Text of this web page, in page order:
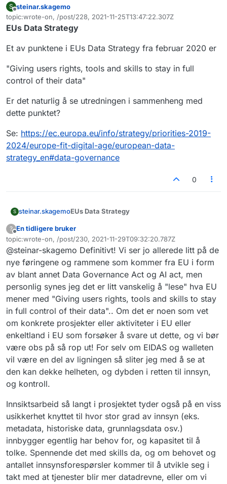
S
Frakoblet
steinar.skagemo
topic:wrote-on, /post/228, 2021-11-25T13:47:22.307Z
Sist endret av
EUs Data Strategy
Et av punktene i EUs Data Strategy fra februar 2020 er
"Giving users rights, tools and skills to stay in full
control of their data"
Er det naturlig å se utredningen i sammenheng med
dette punktet?
Se: https://ec.europa.eu/info/strategy/priorities-2019-
2024/europe-fit-digital-age/european-data-
strategy_en#data-governance
0
S steinar.skagemoEUs Data Strategy
Et av punktene i EUs Data Strategy fra februar
2020 er
"Giving users rights, tools and skills to stay in
full control of their data"
Er det naturlig å se utredningen i
sammenheng med dette punktet?
Se:
https://ec.europa.eu/info/strategy/priorities-
2019-2024/europe-fit-digital-age/european-
?
Frakoblet
En tidligere bruker
topic:wrote-on, /post/230, 2021-11-29T09:32:20.787Z
Sist endret av
@steinar-skagemo Definitivt! Vi ser jo allerede litt på de
nye føringene og rammene som kommer fra EU i form
av blant annet Data Governance Act og AI act, men
personlig synes jeg det er litt vanskelig å "lese" hva EU
mener med "Giving users rights, tools and skills to stay
in full control of their data".. Om det er noen som vet
om konkrete prosjekter eller aktiviteter i EU eller
enkeltland i EU som forsøker å svare ut dette, og vi bør
være obs på så rop ut! For selv om EIDAS og walleten
vil være en del av ligningen så sliter jeg med å se at
den kan dekke helheten, og dybden i retten til innsyn,
og kontroll.
Innsiktsarbeid så langt i prosjektet tyder også på en viss
usikkerhet knyttet til hvor stor grad av innsyn (eks.
metadata, historiske data, grunnlagsdata osv.)
innbygger egentlig har behov for, og kapasitet til å
tolke. Spennende det med skills da, og om behovet og
antallet innsynsforespørsler kommer til å utvikle seg i
takt med at tjenester blir mer datadrevne, eller om vi